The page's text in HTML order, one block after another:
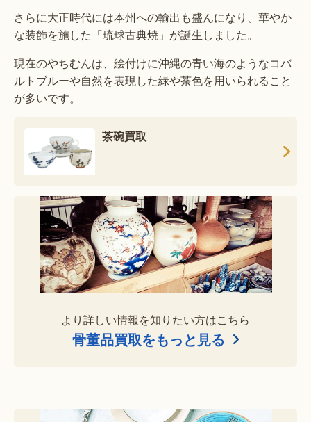
さらに大正時代には本州への輸出も盛んになり、華やか
な装飾を施した「琉球古典焼」が誕生しました。
現在のやちむんは、絵付けに沖縄の青い海のようなコバ
ルトブルーや自然を表現した緑や茶色を用いられること
が多いです。
茶碗買取
より詳しい情報を知りたい方はこちら
骨董品買取をもっと見る